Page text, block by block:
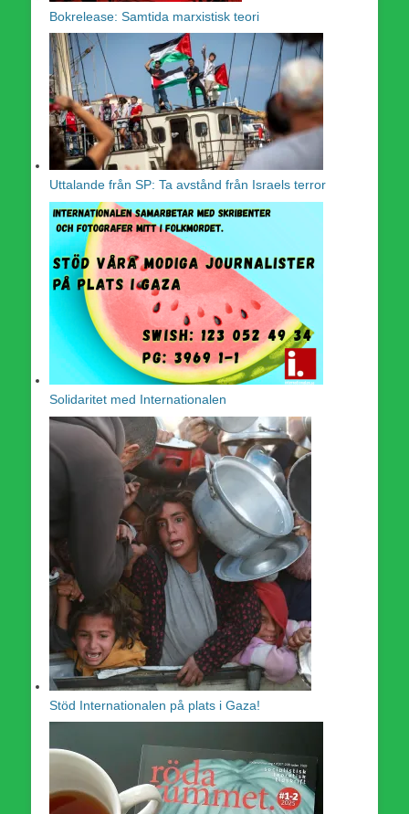
Bokrelease: Samtida marxistisk teori
Uttalande från SP: Ta avstånd från Israels terror
Solidaritet med Internationalen
Stöd Internationalen på plats i Gaza!